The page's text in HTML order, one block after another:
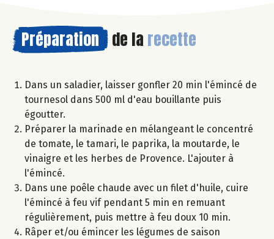
Préparation de la recette
Dans un saladier, laisser gonfler 20 min l'émincé de
tournesol dans 500 ml d'eau bouillante puis
égoutter.
Préparer la marinade en mélangeant le concentré
de tomate, le tamari, le paprika, la moutarde, le
vinaigre et les herbes de Provence. L'ajouter à
l'émincé.
Dans une poêle chaude avec un filet d'huile, cuire
l'émincé à feu vif pendant 5 min en remuant
régulièrement, puis mettre à feu doux 10 min.
Râper et/ou émincer les légumes de saison